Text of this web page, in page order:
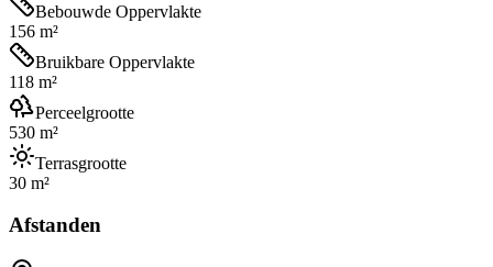
Bebouwde Oppervlakte
156 m²
Bruikbare Oppervlakte
118 m²
Perceelgrootte
530 m²
Terrasgrootte
30 m²
Afstanden